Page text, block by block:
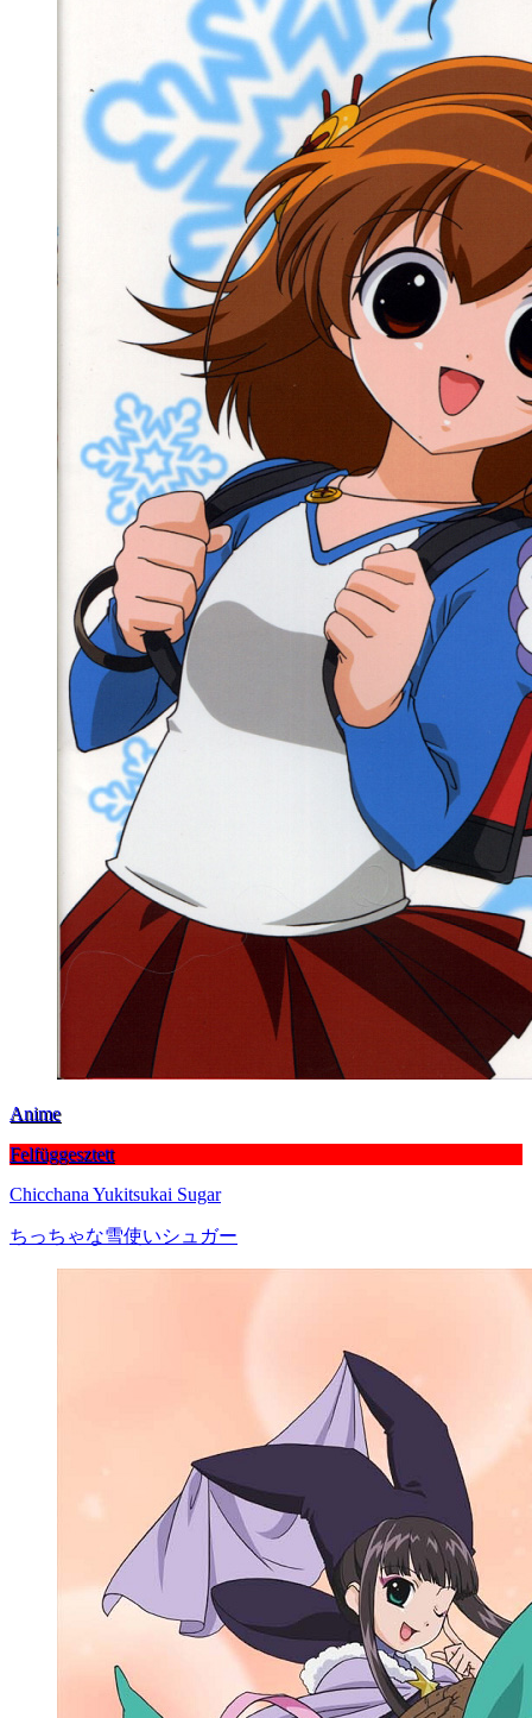
Anime
Felfüggesztett
Chicchana Yukitsukai Sugar
ちっちゃな雪使いシュガー